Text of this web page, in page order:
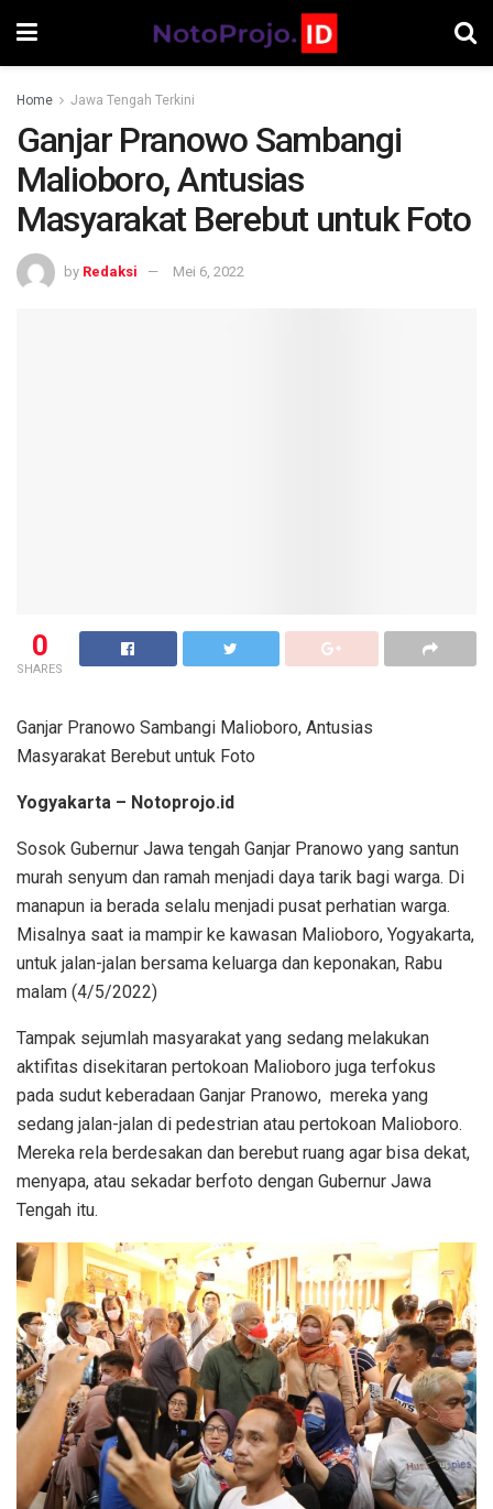
Home Jawa Tengah Terkini
Ganjar Pranowo Sambangi
Malioboro, Antusias
Masyarakat Berebut untuk Foto
by Redaksi Mei 6, 2022
0
SHARES
Ganjar Pranowo Sambangi Malioboro, Antusias
Masyarakat Berebut untuk Foto
Yogyakarta – Notoprojo.id
Sosok Gubernur Jawa tengah Ganjar Pranowo yang santun
murah senyum dan ramah menjadi daya tarik bagi warga. Di
manapun ia berada selalu menjadi pusat perhatian warga.
Misalnya saat ia mampir ke kawasan Malioboro, Yogyakarta,
untuk jalan-jalan bersama keluarga dan keponakan, Rabu
malam (4/5/2022)
Tampak sejumlah masyarakat yang sedang melakukan
aktifitas disekitaran pertokoan Malioboro juga terfokus
pada sudut keberadaan Ganjar Pranowo, mereka yang
sedang jalan-jalan di pedestrian atau pertokoan Malioboro.
Mereka rela berdesakan dan berebut ruang agar bisa dekat,
menyapa, atau sekadar berfoto dengan Gubernur Jawa
Tengah itu.